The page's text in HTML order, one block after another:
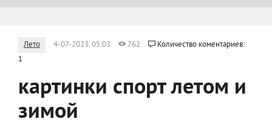
Лето 4-07-2023, 05:03 762
Количество коментариев:
1
картинки спорт летом и
зимой